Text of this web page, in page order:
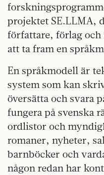
projektet SE.LLMA,
författare, förlag
att ta fram en
En språkmodell är
system som kan
översätta och svara
fungera på svenska
ordlistor och
romaner, nyheter,
barnböcker och
någon redan har